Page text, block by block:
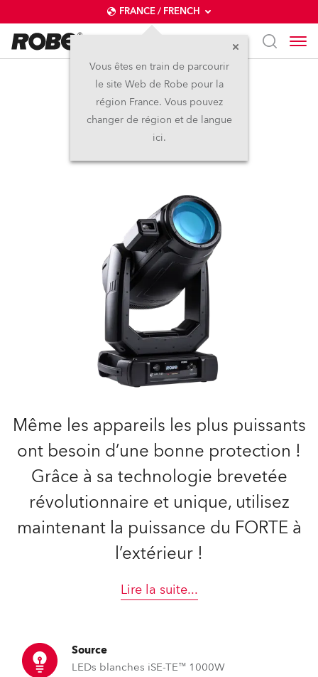
FRANCE / FRENCH
Vous êtes en train de parcourir
le site Web de Robe pour la
région France. Vous pouvez
changer de région et de langue
ici.
iFORTE® FS
IP65
Même les appareils les plus puissants
ont besoin d’une bonne protection !
Grâce à sa technologie brevetée
révolutionnaire et unique, utilisez
maintenant la puissance du FORTE à
l’extérieur !
Lire la suite...
Source
LEDs blanches iSE-TE™ 1000W